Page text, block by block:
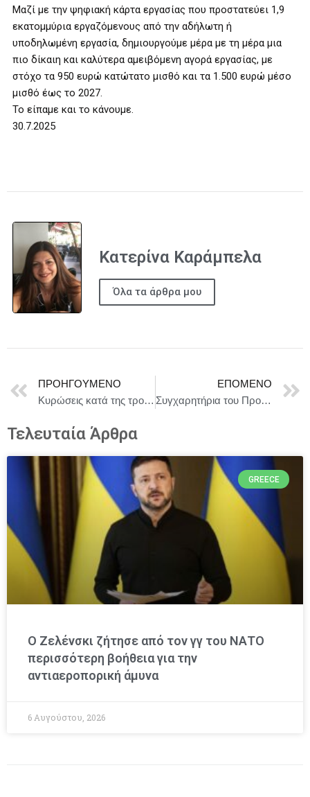
Μαζί με την ψηφιακή κάρτα εργασίας που προστατεύει 1,9
εκατομμύρια εργαζόμενους από την αδήλωτη ή
υποδηλωμένη εργασία, δημιουργούμε μέρα με τη μέρα μια
πιο δίκαιη και καλύτερα αμειβόμενη αγορά εργασίας, με
στόχο τα 950 ευρώ κατώτατο μισθό και τα 1.500 ευρώ μέσο
μισθό έως το 2027.
Το είπαμε και το κάνουμε.
30.7.2025
Κατερίνα Καράμπελα
Όλα τα άρθρα μου
ΠΡΟΗΓΟΎΜΕΝΟ
Κυρώσεις κατά της τρομοκρατίας: Το Συμβούλιο ανανεώνει τον κατάλογο τρομοκρατικών οργανώσεων της ΕΕ
ΕΠΌΜΕΝΟ
Συγχαρητήρια του Προέδρου της Βουλής για την κατάκτηση του χρυσού μεταλλίου στο Ευρωπαϊκό Πρωτάθλημα σκοποβολής από την Ε, Κατζουράκη και του χάλκινου από τον Χ. Χαλκιαδάκη
Τελευταία Άρθρα
GREECE
Ο Ζελένσκι ζήτησε από τον γγ του ΝΑΤΟ
περισσότερη βοήθεια για την
αντιαεροπορική άμυνα
6 Αυγούστου, 2026